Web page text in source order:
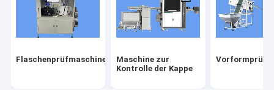
Flaschenprüfmaschine
Maschine zur
Kontrolle der Kappe